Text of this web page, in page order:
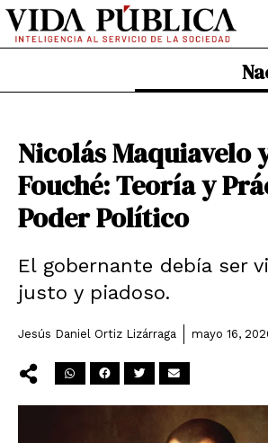
Ir
contenido
Nicolás Maquiavelo
Fouché: Teoría y
Poder Político
El gobernante debía ser
justo y piadoso.
Jesús Daniel Ortiz Lizárraga mayo 16,